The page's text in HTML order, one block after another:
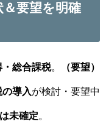
要望を明確
・総合課税 （要望）
導入 が検討・要望中
未確定